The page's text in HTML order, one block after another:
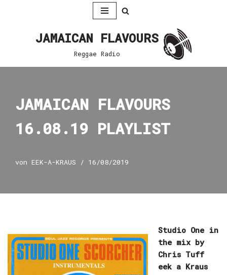
JAMAICAN FLAVOURS
Reggae Radio
JAMAICAN FLAVOURS
16.08.19 PLAYLIST
von EEK-A-KRAUS 16/08/2019
Studio One in
the mix by
Chris Tuff
eek a Kraus